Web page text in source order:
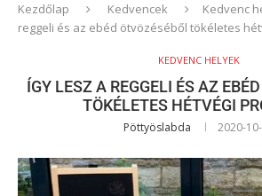
Kezdőlap Kedvencek Kedvenc
reggeli és az ebéd ötvözéséből tökéletes
KEDVENC HELYEK
ÍGY LESZ A REGGELI ÉS AZ
TÖKÉLETES HÉTVÉGI
Pöttyöslabda 2020-